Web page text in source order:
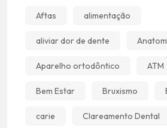
Aftas alimentação
aliviar dor de dente
Aparelho ortodôntico ATM
Bem Estar Bruxismo
carie Clareamento Dental